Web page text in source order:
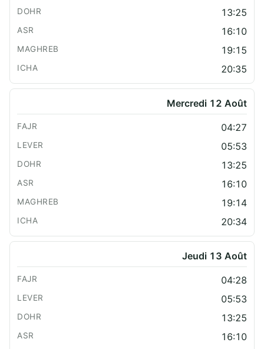
13:25
16:10
19:15
20:35
Mercredi 12 Août
04:27
05:53
13:25
16:10
19:14
20:34
Jeudi 13 Août
04:28
05:53
13:25
16:10